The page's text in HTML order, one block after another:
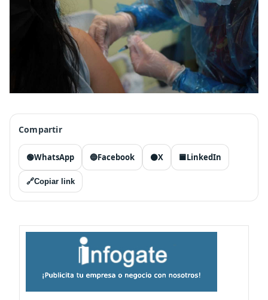
Compartir
🟢WhatsApp 🔵Facebook ⚫X 🟦LinkedIn
🔗Copiar link